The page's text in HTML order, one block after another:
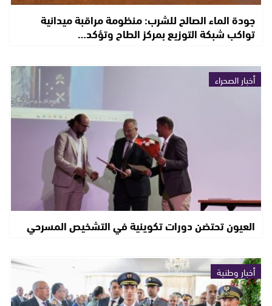
جودة الماء الصالح للشرب: منظومة مراقبة ميدانية
تواكب شبكة التوزيع بمركز الطاح وتؤكد…
أخبار الصحراء
العيون تحتضن دورات تكوينية في التشخيص المسرحي
أخبار وطنية